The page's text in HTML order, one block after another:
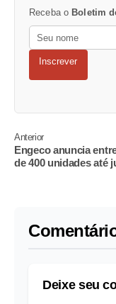
Receba o Boletim
Inscrever
Anterior
Engeco anuncia
de 400 unidades até
Deixe seu